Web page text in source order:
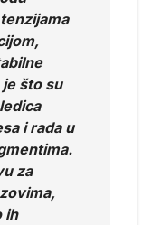
što su
i rada u
za
ih